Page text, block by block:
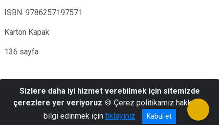
ISBN: 9786257197571
Karton Kapak
136 sayfa
Hacettepe Mahallesi Hacı Ayvaz Sokak No:9 Altındağ / ANKARA
Telefon: 0312 417 60 32 Belgegeçer: 0312 311 11 86
Sizlere daha iyi hizmet verebilmek için sitemizde
çerezlere yer veriyoruz 🍪 Çerez politikamız hakkında
bilgi edinmek için tıklayınız Kabul et